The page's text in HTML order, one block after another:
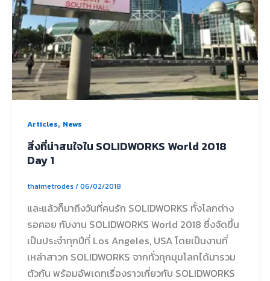
Articles, News
สิ่งที่น่าสนใจใน SOLIDWORKS World 2018
Day 1
thaimetrodes/06/02/2018
และแล้วก็มาถึงวันที่คนรัก SOLIDWORKS ทั้งโลกต่าง
รอคอย กับงาน SOLIDWORKS World 2018 ซึ่งจัดขึ้น
เป็นประจำทุกปีที่ Los Angeles, USA โดยเป็นงานที่
เหล่าสาวก SOLIDWORKS จากทั่วทุกมุมโลกได้มารวม
ตัวกัน พร้อมอัพเดทเรื่องราวเกี่ยวกับ SOLIDWORKS